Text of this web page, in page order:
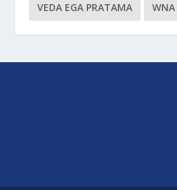
VEDA EGA PRATAMA WNA